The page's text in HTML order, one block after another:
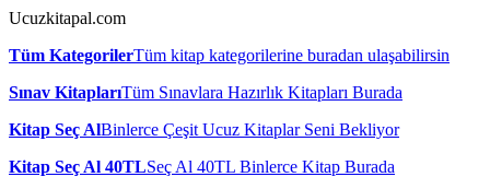
Ucuzkitapal.com
Tüm KategorilerTüm kitap kategorilerine buradan ulaşabilirsin
Sınav KitaplarıTüm Sınavlara Hazırlık Kitapları Burada
Kitap Seç AlBinlerce Çeşit Ucuz Kitaplar Seni Bekliyor
Kitap Seç Al 40TLSeç Al 40TL Binlerce Kitap Burada